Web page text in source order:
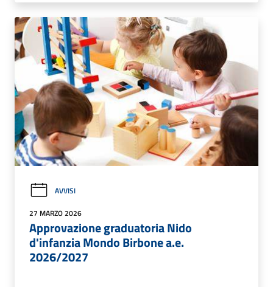
AVVISI
27 MARZO 2026
Approvazione graduatoria Nido
d'infanzia Mondo Birbone a.e.
2026/2027